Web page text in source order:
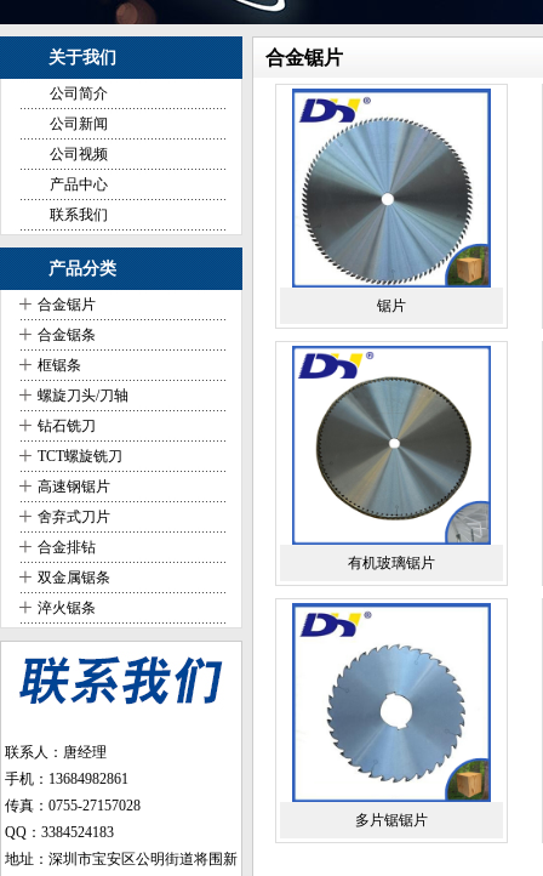
关于我们
公司简介
公司新闻
公司视频
产品中心
联系我们
产品分类
+ 合金锯片
+ 合金锯条
+ 框锯条
+ 螺旋刀头/刀轴
+ 钻石铣刀
+ TCT螺旋铣刀
+ 高速钢锯片
+ 舍弃式刀片
+ 合金排钻
+ 双金属锯条
+ 淬火锯条
联系人：唐经理
手机：13684982861
传真：0755-27157028
QQ：3384524183
地址：深圳市宝安区公明街道将围新
合金锯片
锯片
有机玻璃锯片
多片锯锯片